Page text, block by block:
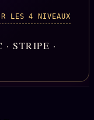
LES 4 NIVEAUX
STRIPE ·